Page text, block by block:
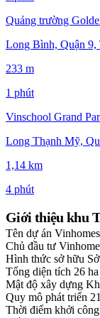
Quảng trường
Long Bình, Quận
233 m
1 phút
Vinschool Grand
Long Thạnh Mỹ,
1,14 km
4 phút
Giới thiệu khu
Tên dự án
Chủ đầu tư
Hình thức sở hữu
Tổng diện tích 26 ha
Mật độ xây dựng
Quy mô phát triển
Thời điểm khởi công